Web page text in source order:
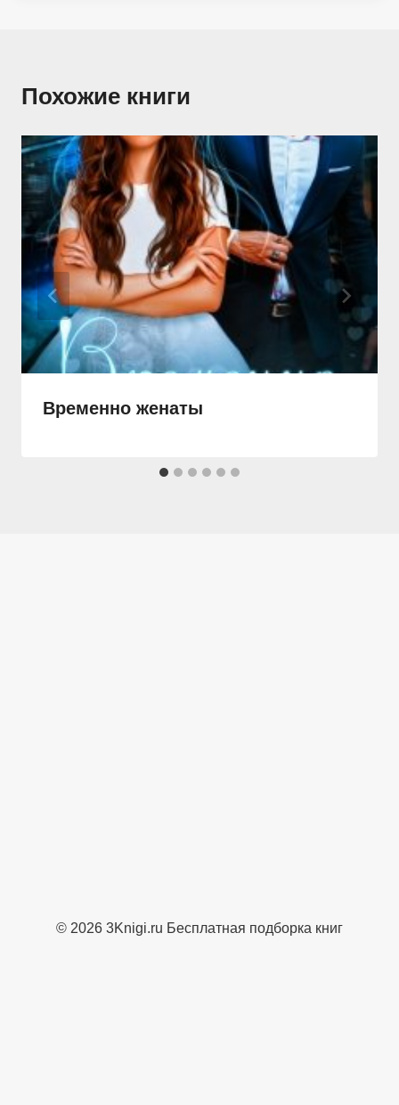
Похожие книги
Временно женаты
© 2026 3Knigi.ru Бесплатная подборка книг